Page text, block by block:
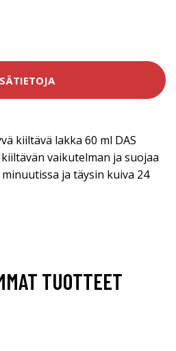
kiiltävä lakka 60 ml DAS
vaikutelman ja suojaa
ja täysin kuiva 24
TUOTTEET